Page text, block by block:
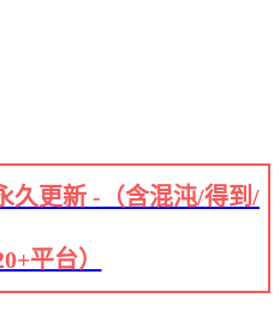
久更新 -（含混沌/得到/
平台）